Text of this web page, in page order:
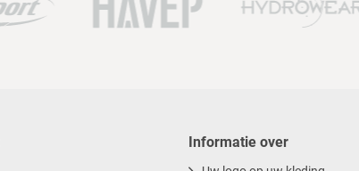
Informatie over